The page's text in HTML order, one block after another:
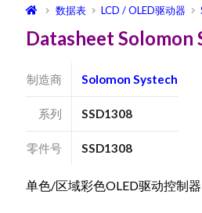
数据表 LCD / OLED驱动器
Datasheet Solomon
制造商 Solomon Systech
系列 SSD1308
零件号 SSD1308
单色/区域彩色OLED驱动控制器